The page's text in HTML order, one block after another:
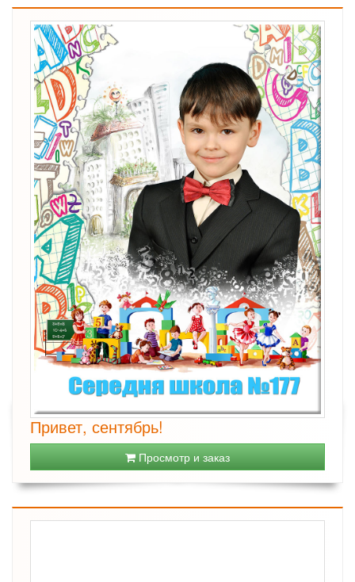
Привет, сентябрь!
Просмотр и заказ